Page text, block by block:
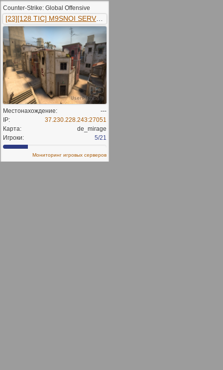
Counter-Strike: Global Offensive
[23][128 TIC] M9SNOI SERVER CS:GO | PUBLIC | !knife !ws !glo..
Местонахождение:
---
IP:
37.230.228.243:27051
Карта:
de_mirage
Игроки:
5/21
Мониторинг игровых серверов